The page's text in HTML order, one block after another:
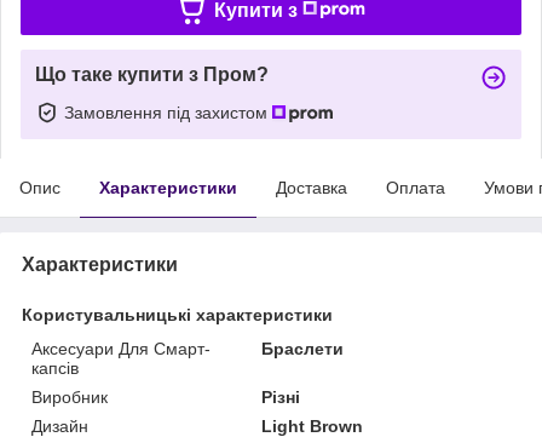
Купити з
Що таке купити з Пром?
Замовлення під захистом
Опис Характеристики Доставка Оплата Умови
Характеристики
Користувальницькі характеристики
Аксесуари Для Смарт-
капсів
Браслети
Виробник
Різні
Дизайн
Light Brown